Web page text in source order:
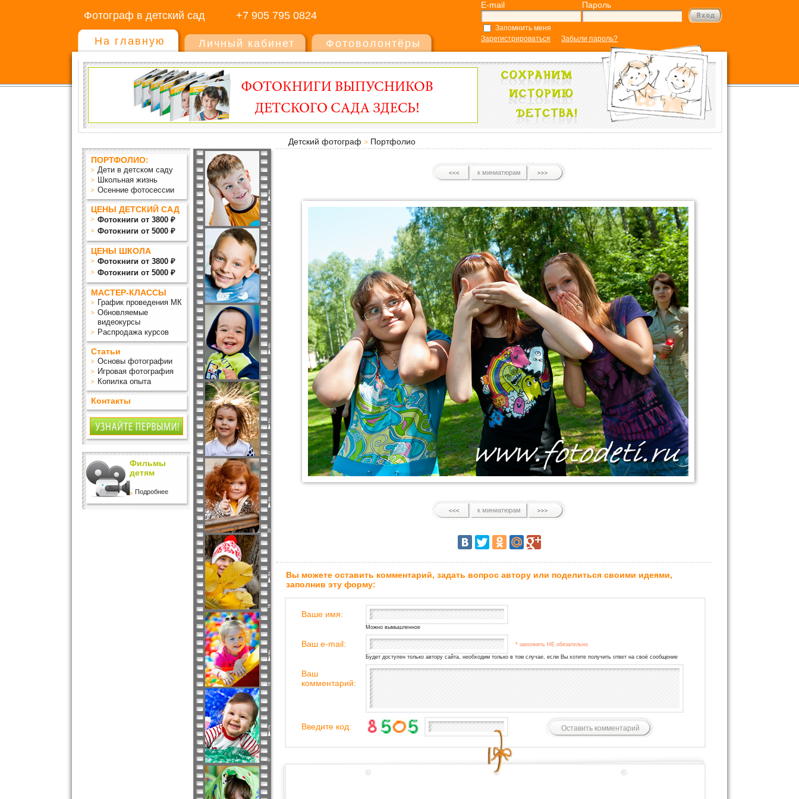
Фотограф в детский сад +7 905 795 0824
E-mail Пароль
Запомнить меня
Зарегистрироваться
Забыли пароль?
На главную Личный кабинет Фотоволонтёры
Детский фотограф
Портфолио
ПОРТФОЛИО:
Дети в детском саду
Школьная жизнь
Осенние фотосессии
ЦЕНЫ ДЕТСКИЙ САД
Фотокниги от 3800 ₽
Фотокниги от 5000 ₽
ЦЕНЫ ШКОЛА
Фотокниги от 3800 ₽
Фотокниги от 5000 ₽
МАСТЕР-КЛАССЫ
График проведения МК
Обновляемые
видеокурсы
Распродажа курсов
Статьи
Основы фотографии
Игровая фотография
Копилка опыта
Контакты
Фильмы
детям
Подробнее
к миниатюрам
к миниатюрам
Вы можете оставить комментарий, задать вопрос автору или поделиться своими идеями,
заполнив эту форму:
Ваше имя:
Можно вымышленное
Ваш e-mail: * заполнять НЕ обязательно
Будет доступен только автору сайта, необходим только в том случае, если Вы хотите получить ответ на своё сообщение
Ваш
комментарий:
Введите код: